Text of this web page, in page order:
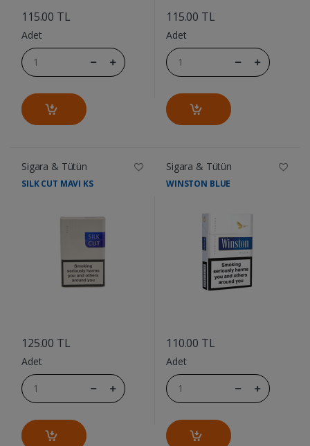
115.00 TL
Adet
115.00 TL
Adet
Sigara & Tütün
SILK CUT MAVI KS
125.00 TL
Adet
Sigara & Tütün
WINSTON BLUE
110.00 TL
Adet